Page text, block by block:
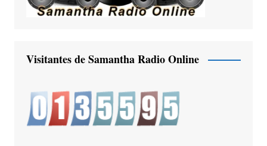
Visitantes de Samantha Radio Online